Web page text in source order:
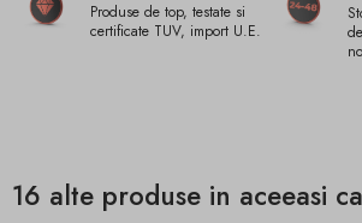
Produse de top, testate si
certificate TUV, import U.E.
16 alte produse in aceeasi